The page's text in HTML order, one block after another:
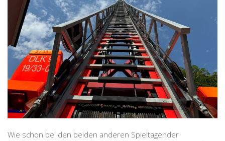
Wie schon bei den beiden anderen Spieltagender